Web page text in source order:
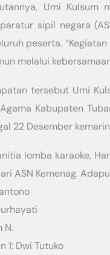
Umi Kulsum
sipil negara
peserta.
melalui
tersebut Umi
Kabupaten
22 Desember
lomba karaoke,
ASN Kemenag.
N.
1: Dwi Tutuko